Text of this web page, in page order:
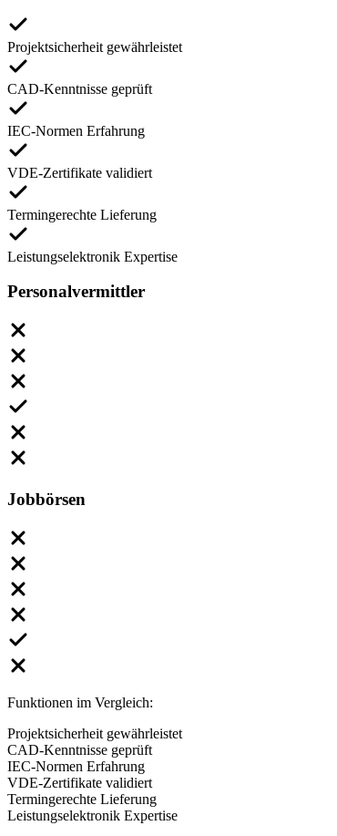
Projektsicherheit gewährleistet
CAD-Kenntnisse geprüft
IEC-Normen Erfahrung
VDE-Zertifikate validiert
Termingerechte Lieferung
Leistungselektronik Expertise
Personalvermittler
Jobbörsen
Funktionen im Vergleich:
Projektsicherheit gewährleistet
CAD-Kenntnisse geprüft
IEC-Normen Erfahrung
VDE-Zertifikate validiert
Termingerechte Lieferung
Leistungselektronik Expertise